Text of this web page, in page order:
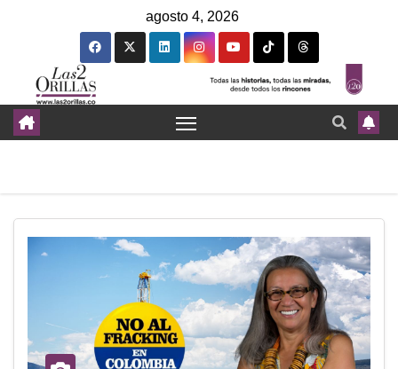
agosto 4, 2026